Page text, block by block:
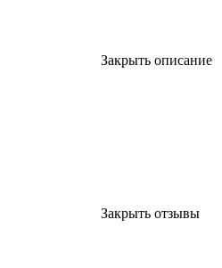
Закрыть описание
Закрыть отзывы